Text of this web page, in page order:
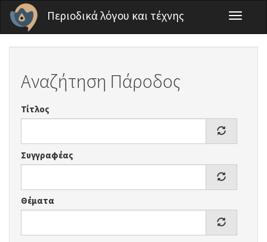
Παράκαμψη προς το κυρίως περιεχόμενο
Περιοδικά λόγου και τέχνης
Toggle
Αναζήτηση Πάροδος
Τίτλος
Συγγραφέας
Θέματα